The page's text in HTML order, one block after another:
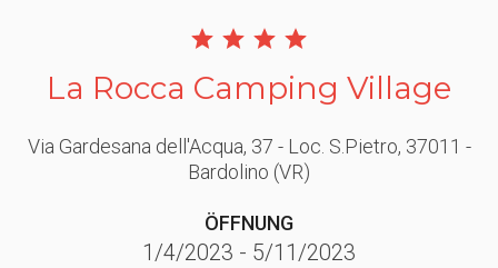
La Rocca Camping Village
Via Gardesana dell'Acqua, 37 - Loc. S.Pietro, 37011 -
Bardolino (VR)
ÖFFNUNG
1/4/2023 - 5/11/2023